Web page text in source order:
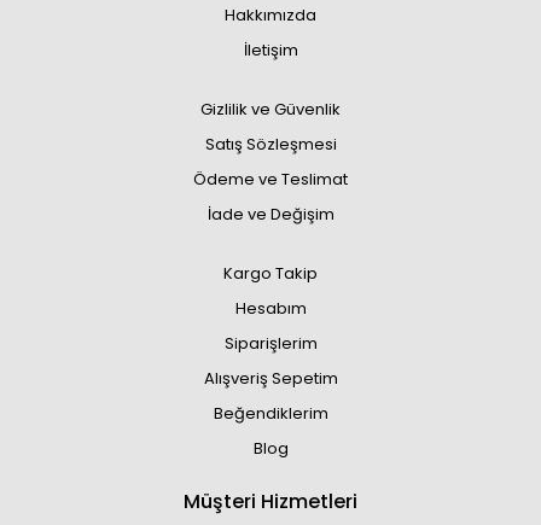
Hakkımızda
İletişim
Gizlilik ve Güvenlik
Satış Sözleşmesi
Ödeme ve Teslimat
İade ve Değişim
Kargo Takip
Hesabım
Siparişlerim
Alışveriş Sepetim
Beğendiklerim
Blog
Müşteri Hizmetleri